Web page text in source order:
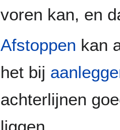
voren kan, en
Afstoppen kan
het bij
achterlijnen
liggen.